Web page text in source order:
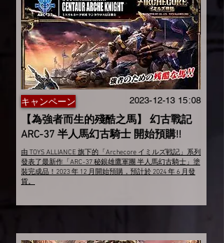
キャンペーン 2023-12-13 15:08
【為強者而生的殘酷之馬】 幻古戰記
ARC-37 半人馬幻古騎士 開始預購!!
由 TOYS ALLIANCE 旗下的「Archecore イミルズ戦記」系列
發表了最新作「ARC-37 秘銀雄鷹軍團 半人馬幻古騎士」塗
裝完成品！2023 年 12 月開始預購，預計於 2024 年 6 月發
貨。